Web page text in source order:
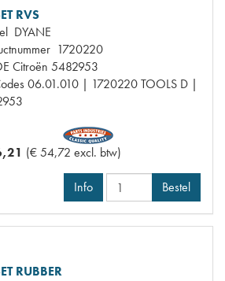
RVS
DYANE
1720220
Citroën 5482953
06.01.010 | 1720220 TOOLS D |
(€ 54,72 excl. btw)
Info Bestel
RUBBER